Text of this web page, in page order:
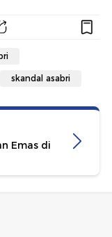
skandal asabri
Emas di